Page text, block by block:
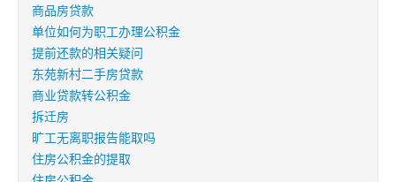
商品房贷款
单位如何为职工办理公积金
提前还款的相关疑问
东苑新村二手房贷款
商业贷款转公积金
拆迁房
旷工无离职报告能取吗
住房公积金的提取